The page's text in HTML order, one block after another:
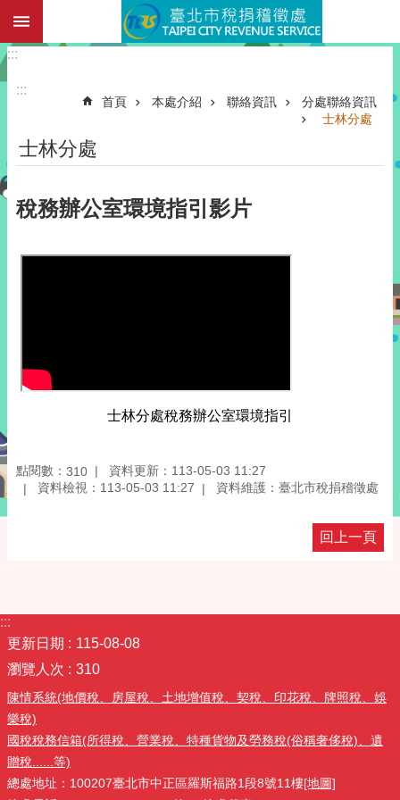
跳到主要內容區塊
:::
:::
首頁 本處介紹 聯絡資訊
分處聯絡資訊
士林分處
士林分處
稅務辦公室環境指引影片
士林分處稅務辦公室環境指引
點閱數： 310
資料更新：113-05-03 11:27
資料檢視：113-05-03 11:27
資料維護：臺北市稅捐稽徵處
回上一頁
:::
更新日期
115-08-08
瀏覽人次
310
陳情系統(地價稅、房屋稅、土地增值稅、契稅、印花稅、牌照稅、娛
樂稅)
國稅稅務信箱(所得稅、營業稅、特種貨物及勞務稅(俗稱奢侈稅)、遺
贈稅......等)
總處地址：100207臺北市中正區羅斯福路1段8號11樓[地圖]